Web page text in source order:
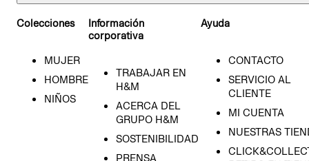
Colecciones
MUJER
HOMBRE
NIÑOS
Información
corporativa
TRABAJAR EN
H&M
ACERCA DEL
GRUPO H&M
SOSTENIBILIDAD
PRENSA
Ayuda
CONTACTO
SERVICIO AL
CLIENTE
MI CUENTA
NUESTRAS